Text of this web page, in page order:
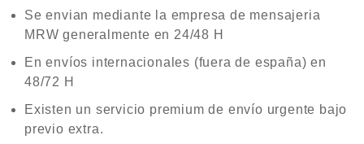
Se envian mediante la empresa de mensajeria
MRW generalmente en 24/48 H
En envíos internacionales (fuera de españa) en
48/72 H
Existen un servicio premium de envío urgente bajo
previo extra.